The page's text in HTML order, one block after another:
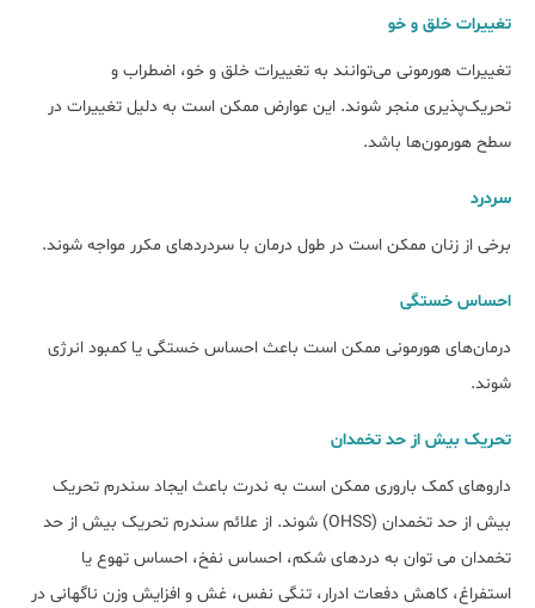
تغییرات خلق و خو
تغییرات هورمونی می‌توانند به تغییرات خلق و خو، اضطراب و
تحریک‌پذیری منجر شوند. این عوارض ممکن است به دلیل تغییرات در
سطح هورمون‌ها باشد.
سردرد
برخی از زنان ممکن است در طول درمان با سردردهای مکرر مواجه شوند.
احساس خستگی
درمان‌های هورمونی ممکن است باعث احساس خستگی یا کمبود انرژی
شوند.
تحریک بیش از حد تخمدان
داروهای کمک باروری ممکن است به ندرت باعث ایجاد سندرم تحریک
بیش از حد تخمدان (OHSS) شوند. از علائم سندرم تحریک بیش از حد
تخمدان می توان به دردهای شکم، احساس نفخ، احساس تهوع یا
استفراغ، کاهش دفعات ادرار، تنگی نفس، غش و افزایش وزن ناگهانی در